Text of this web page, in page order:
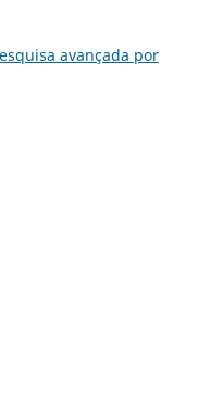
avançada por